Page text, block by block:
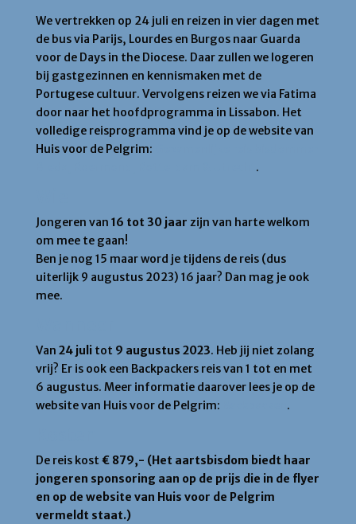
We vertrekken op 24 juli en reizen in vier dagen met
de bus via Parijs, Lourdes en Burgos naar Guarda
voor de Days in the Diocese. Daar zullen we logeren
bij gastgezinnen en kennismaken met de
Portugese cultuur. Vervolgens reizen we via Fatima
door naar het hoofdprogramma in Lissabon. Het
volledige reisprogramma vind je op de website van
Huis voor de Pelgrim:
.
Jongeren van 16 tot 30 jaar zijn van harte welkom
om mee te gaan!
Ben je nog 15 maar word je tijdens de reis (dus
uiterlijk 9 augustus 2023) 16 jaar? Dan mag je ook
mee.
Van 24 julitot 9 augustus 2023. Heb jij niet zolang
vrij? Er is ook een Backpackers reis van 1 tot en met
6 augustus. Meer informatie daarover lees je op de
website van Huis voor de Pelgrim:
.
De reis kost € 879,- (Het aartsbisdom biedt haar
jongeren sponsoring aan op de prijs die in de flyer
en op de website van Huis voor de Pelgrim
vermeldt staat.)